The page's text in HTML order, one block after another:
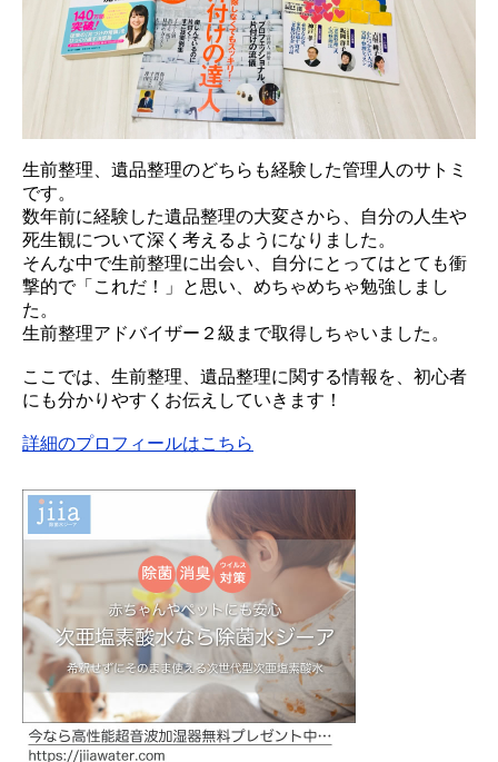
生前整理、遺品整理のどちらも経験した管理人のサトミ
です。
数年前に経験した遺品整理の大変さから、自分の人生や
死生観について深く考えるようになりました。
そんな中で生前整理に出会い、自分にとってはとても衝
撃的で「これだ！」と思い、めちゃめちゃ勉強しまし
た。
生前整理アドバイザー２級まで取得しちゃいました。
ここでは、生前整理、遺品整理に関する情報を、初心者
にも分かりやすくお伝えしていきます！
詳細のプロフィールはこちら